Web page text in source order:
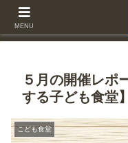
５月の開催レポ
する子ども食堂】
こども食堂
MENU